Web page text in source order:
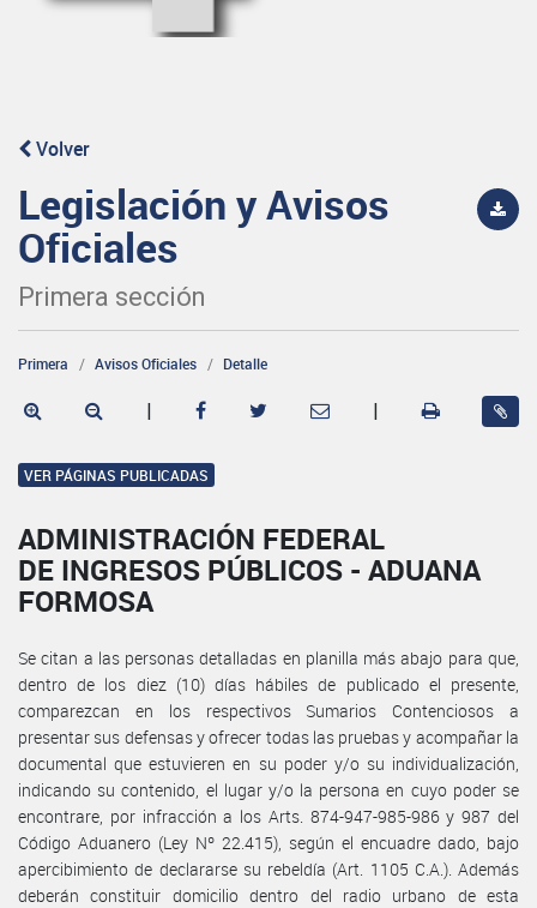
Volver
Legislación y Avisos
Oficiales
Primera sección
Primera Avisos Oficiales Detalle
| |
VER PÁGINAS PUBLICADAS
ADMINISTRACIÓN FEDERAL
DE INGRESOS PÚBLICOS - ADUANA
FORMOSA
Se citan a las personas detalladas en planilla más abajo para que,
dentro de los diez (10) días hábiles de publicado el presente,
comparezcan en los respectivos Sumarios Contenciosos a
presentar sus defensas y ofrecer todas las pruebas y acompañar la
documental que estuvieren en su poder y/o su individualización,
indicando su contenido, el lugar y/o la persona en cuyo poder se
encontrare, por infracción a los Arts. 874-947-985-986 y 987 del
Código Aduanero (Ley Nº 22.415), según el encuadre dado, bajo
apercibimiento de declararse su rebeldía (Art. 1105 C.A.). Además
deberán constituir domicilio dentro del radio urbano de esta